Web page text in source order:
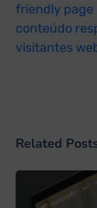
friendly page
conteúdo
visitantes
Related